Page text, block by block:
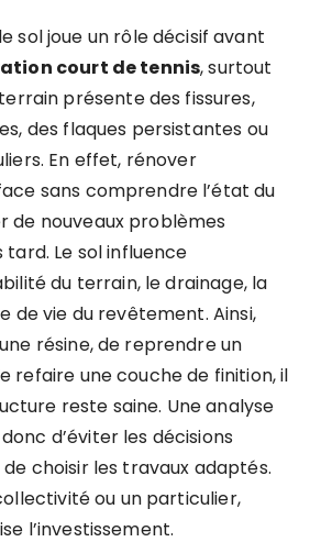
sol joue un rôle décisif avant
court de tennis, surtout
présente des fissures,
des flaques persistantes ou
En effet, rénover
sans comprendre l’état du
de nouveaux problèmes
tard. Le sol influence
du terrain, le drainage, la
de vie du revêtement. Ainsi,
résine, de reprendre un
refaire une couche de finition, il
reste saine. Une analyse
d’éviter les décisions
choisir les travaux adaptés.
ou un particulier,
l’investissement.